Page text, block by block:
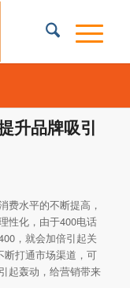
升品牌吸引
费水平的不断提高，
性化，由于400电话
，就会加倍引起关
断打通市场渠道，可
起轰动，给营销带来